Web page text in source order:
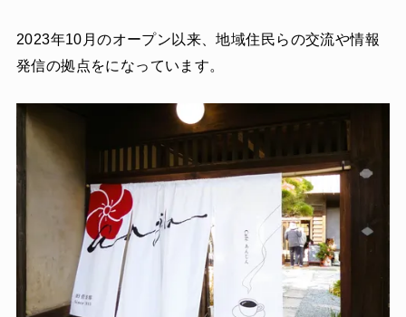
2023年10月のオープン以来、地域住民らの交流や情報
発信の拠点をになっています。